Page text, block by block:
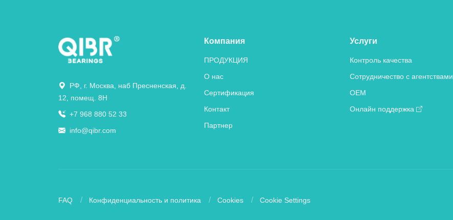
РФ, г. Москва, наб Пресненская, д.
12, помещ. 8Н
+7 968 880 52 33
info@qibr.com
Компания
ПРОДУКЦИЯ
О нас
Сертификация
Контакт
Партнер
Услуги
Контроль качества
Сотрудничество с агентствами
OEM
Онлайн поддержка
FAQ Конфиденциальность и политика Cookies Cookie Settings